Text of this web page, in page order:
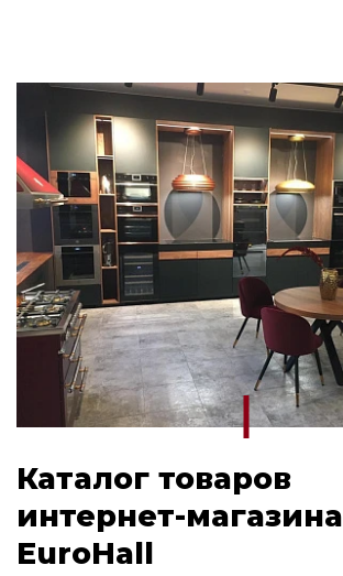
Каталог товаров
интернет-магазина
EuroHall